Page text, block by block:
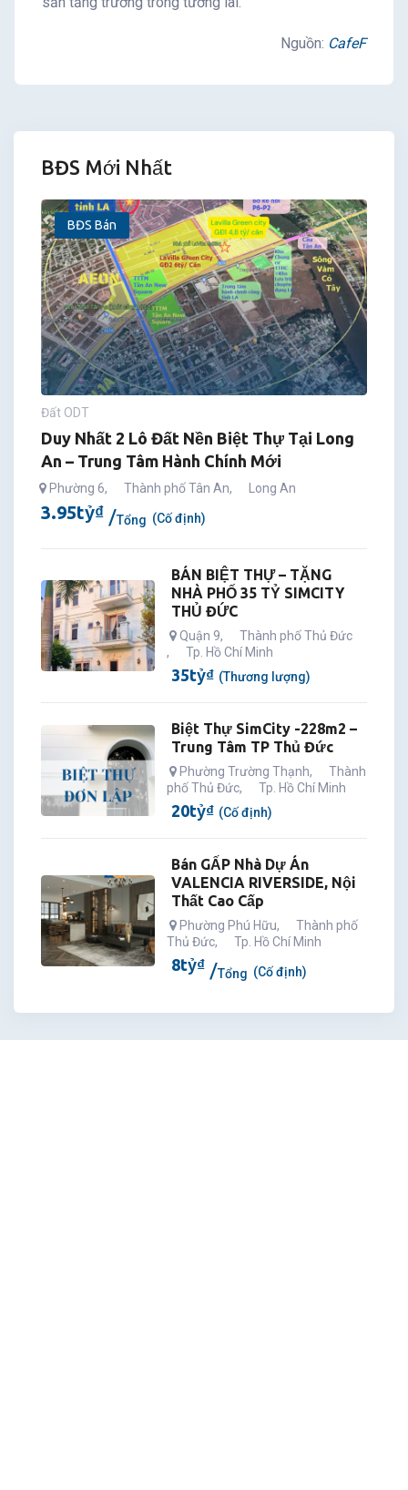
Nguồn: CafeF
BĐS Mới Nhất
BĐS Bán
Đất ODT
Duy Nhất 2 Lô Đất Nền Biệt Thự Tại Long
An – Trung Tâm Hành Chính Mới
Phường 6, Thành phố Tân An, Long An
3.95tỷ₫ Tổng (Cố định)
BÁN BIỆT THỰ – TẶNG
NHÀ PHỐ 35 TỶ SIMCITY
THỦ ĐỨC
Quận 9,
Thành phố Thủ Đức
,
Tp. Hồ Chí Minh
35tỷ₫ (Thương lượng)
Biệt Thự SimCity -228m2 –
Trung Tâm TP Thủ Đức
Phường Trường Thạnh,
Thành
phố Thủ Đức, Tp. Hồ Chí Minh
20tỷ₫ (Cố định)
Bán GẤP Nhà Dự Án
VALENCIA RIVERSIDE, Nội
Thất Cao Cấp
Phường Phú Hữu,
Thành phố
Thủ Đức, Tp. Hồ Chí Minh
8tỷ₫ Tổng (Cố định)